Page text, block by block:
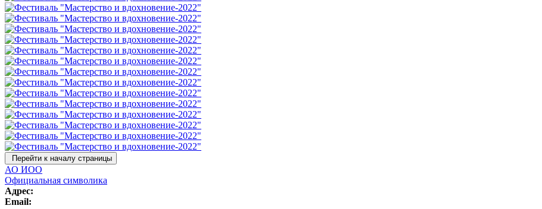
Перейти к началу страницы
АО ИОО
Официальная символика
Адрес:
Email: